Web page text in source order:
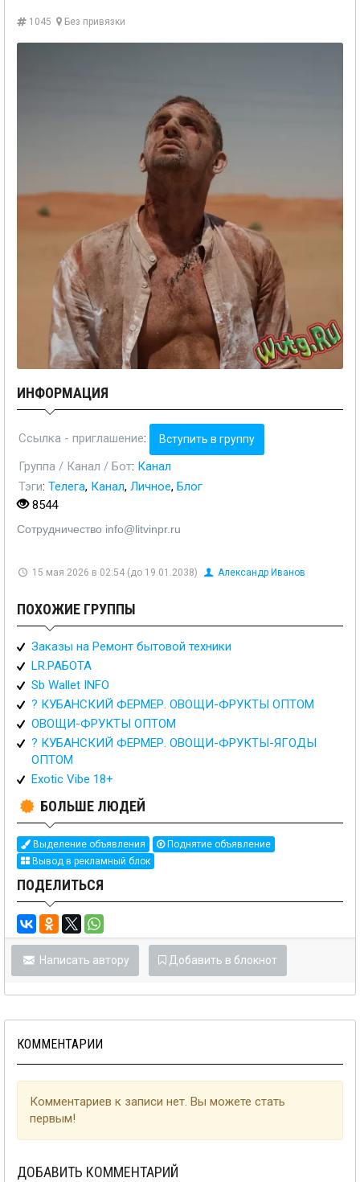
1045 Без привязки
ИНФОРМАЦИЯ
Ссылка - приглашение: Вступить в группу
Группа / Канал / Бот: Канал
Тэги: Телега, Канал, Личное, Блог
8544
Сотрудничество info@litvinpr.ru
15 мая 2026 в 02:54 (до 19.01.2038) Александр Иванов
ПОХОЖИЕ ГРУППЫ
Заказы на Ремонт бытовой техники
LR.РАБОТА
Sb Wallet INFO
? КУБАНСКИЙ ФЕРМЕР. ОВОЩИ-ФРУКТЫ ОПТОМ
ОВОЩИ-ФРУКТЫ ОПТОМ
? КУБАНСКИЙ ФЕРМЕР. ОВОЩИ-ФРУКТЫ-ЯГОДЫ
ОПТОМ
Exotic Vibe 18+
БОЛЬШЕ ЛЮДЕЙ
Выделение объявления
Поднятие объявление
Вывод в рекламный блок
ПОДЕЛИТЬСЯ
Написать автору Добавить в блокнот
КОММЕНТАРИИ
Комментариев к записи нет. Вы можете стать
первым!
ДОБАВИТЬ КОММЕНТАРИЙ